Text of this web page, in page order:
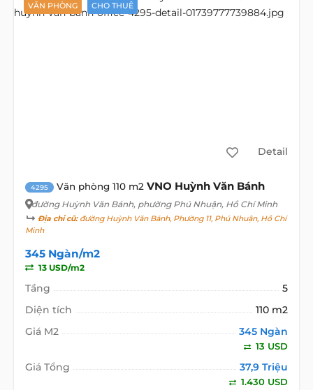
VĂN PHÒNG CHO THUÊ
Detail
4295 Văn phòng 110 m2 VNO Huỳnh Văn Bánh
đường Huỳnh Văn Bánh, phường Phú Nhuận, Hồ Chí Minh
Địa chỉ cũ:đường Huỳnh Văn Bánh, Phường 11, Phú Nhuận, Hồ Chí
Minh
345 Ngàn/m2
13 USD/m2
Tầng
5
Diện tích
110 m2
Giá M2
345 Ngàn
13 USD
Giá Tổng 37,9 Triệu
1.430 USD